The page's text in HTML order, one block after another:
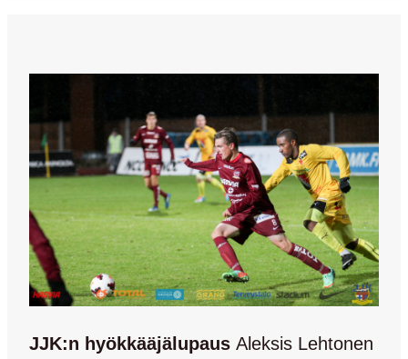
JJK:n hyökkääjälupaus Aleksis Lehtonen